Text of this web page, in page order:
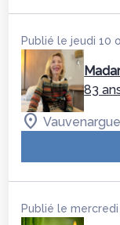
Publié le jeudi 10
83
Publié le